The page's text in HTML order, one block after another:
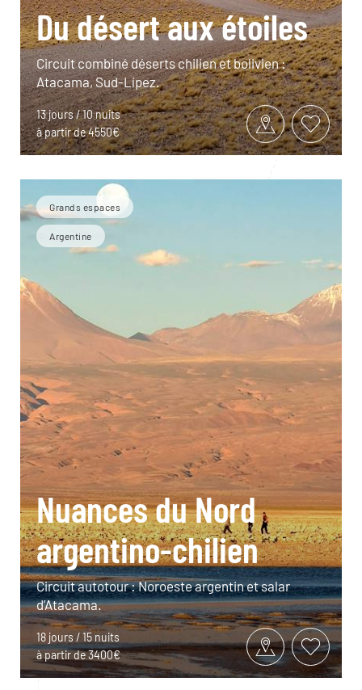
Du désert aux étoiles
Circuit combiné déserts chilien et bolivien :
Atacama, Sud-Lípez.
13 jours / 10 nuits
à partir de 4550€
Grands espaces
Argentine
Nuances du Nord
argentino-chilien
Circuit autotour : Noroeste argentin et salar
d’Atacama.
18 jours / 15 nuits
à partir de 3400€